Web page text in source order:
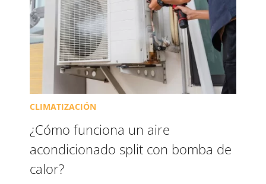
CLIMATIZACIÓN
¿Cómo funciona un aire
acondicionado split con bomba de
calor?